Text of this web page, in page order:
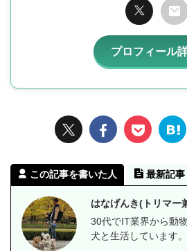
プロフィール
この記事を書いた人 最新記事
はなげんき(トリマー
30代でIT業界から動
犬と生活しています。